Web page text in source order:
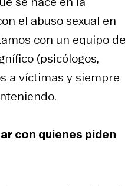
el abuso sexual en
con un equipo de
(psicólogos,
a víctimas y siempre
con quienes piden